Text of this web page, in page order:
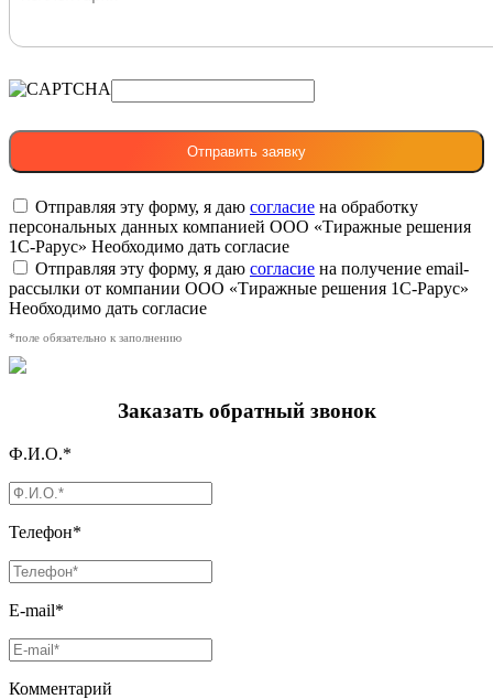
Отправляя эту форму, я даю согласие на обработку
персональных данных компанией ООО «Тиражные решения
1С-Рарус» Необходимо дать согласие
Отправляя эту форму, я даю согласие на получение email-
рассылки от компании ООО «Тиражные решения 1С-Рарус»
Необходимо дать согласие
*поле обязательно к заполнению
Заказать обратный звонок
Ф.И.О.*
Телефон*
E-mail*
Комментарий